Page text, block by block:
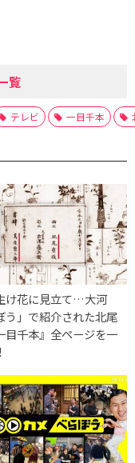
覧
テレビ 一目千本
け花に見立て…大河
う」で紹介された北尾
目千本』全ページを一